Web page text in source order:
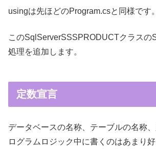
usingは先ほどのProgram.csと同様です。
このSqlServerSSSPRODUCTクラスの
処理を追加します。
定数宣言
データベースの名称、テーブルの名称
ログラムロジック中に書くのはあまり